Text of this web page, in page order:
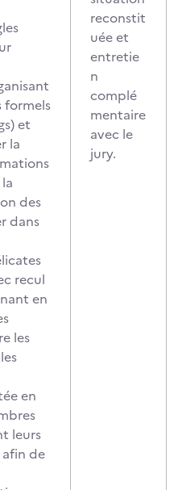
formels
et
la
des
dans
recul
en
les
en
leurs
de
reconstit
uée et
entretie
n
complé
mentaire
avec le
jury.